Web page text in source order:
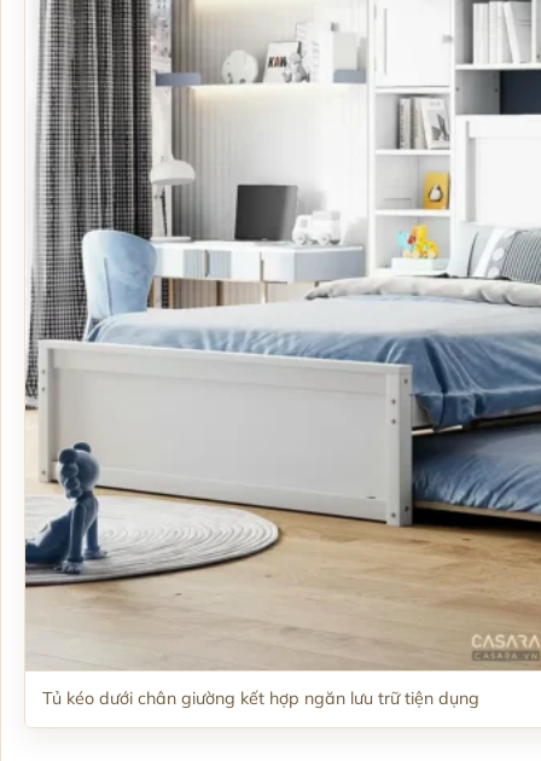
Tủ kéo dưới chân giường kết hợp ngăn lưu trữ tiện dụng